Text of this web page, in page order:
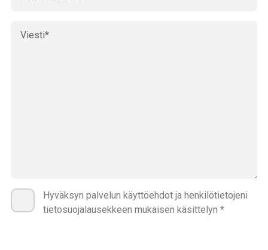
Hyväksyn palvelun käyttöehdot ja henkilötietojeni
tietosuojalausekkeen mukaisen käsittelyn *